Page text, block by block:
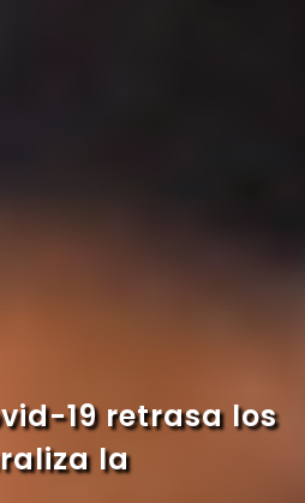
19 retrasa los
la